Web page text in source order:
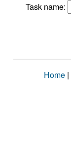
Task name:
Home |